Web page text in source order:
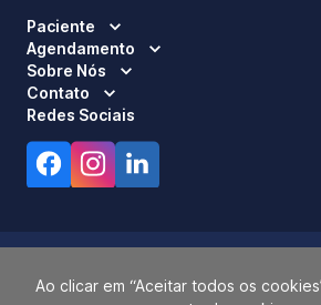
Ao clicar em “Aceitar todos os
Paciente
Agendamento
Sobre Nós
Contato
Redes Sociais